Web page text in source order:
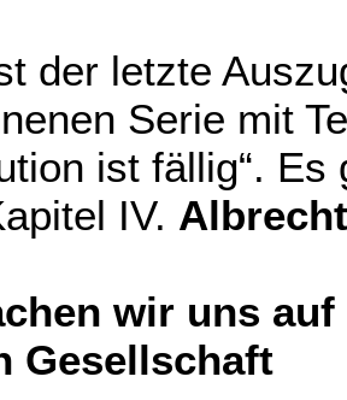
der letzte
Serie mit
ist fällig“.
IV.
wir uns
Gesellschaft